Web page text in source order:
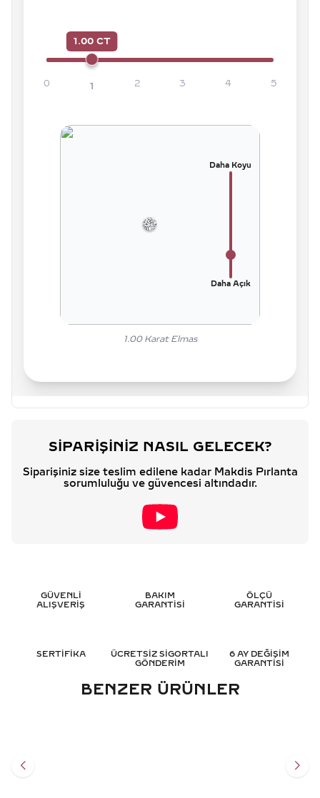
1.00 CT
0 1 2 3 4 5
Daha Koyu
Daha Açık
1.00Karat Elmas
SIPARIŞINIZ NASIL GELECEK?
Siparişiniz size teslim edilene kadar Makdis Pırlanta
sorumluluğu ve güvencesi altındadır.
GÜVENLİ
ALIŞVERİŞ
BAKIM
GARANTİSİ
ÖLÇÜ
GARANTİSİ
SERTİFİKA
ÜCRETSİZ SİGORTALI
GÖNDERİM
6 AY DEĞİŞİM
GARANTİSİ
BENZER ÜRÜNLER